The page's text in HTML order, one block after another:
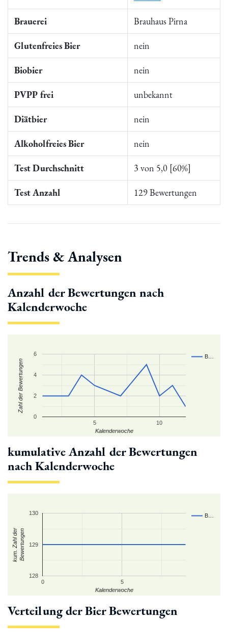
Brauerei Brauhaus Pirna
Glutenfreies Bier nein
Biobier nein
PVPP frei unbekannt
Diätbier nein
Alkoholfreies Bier nein
Test Durchschnitt 3 von 5,0 [60%]
Test Anzahl 129 Bewertungen
Trends & Analysen
Anzahl der Bewertungen nach
Kalenderwoche
B…
5 10
0
2
4
6
Kalenderwoche
Zahl der Bewertungen
kumulative Anzahl der Bewertungen
nach Kalenderwoche
B…
0 5
128
129
130
Kalenderwoche
kum. Zahl derBewertungen
Verteilung der Bier Bewertungen